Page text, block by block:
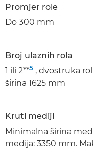
Promjer role
Do 300 mm
Broj ulaznih rola
1 ili 2**5 , dvostruka
širina 1625 mm
Kruti mediji
Minimalna širina
medija: 3350 mm.